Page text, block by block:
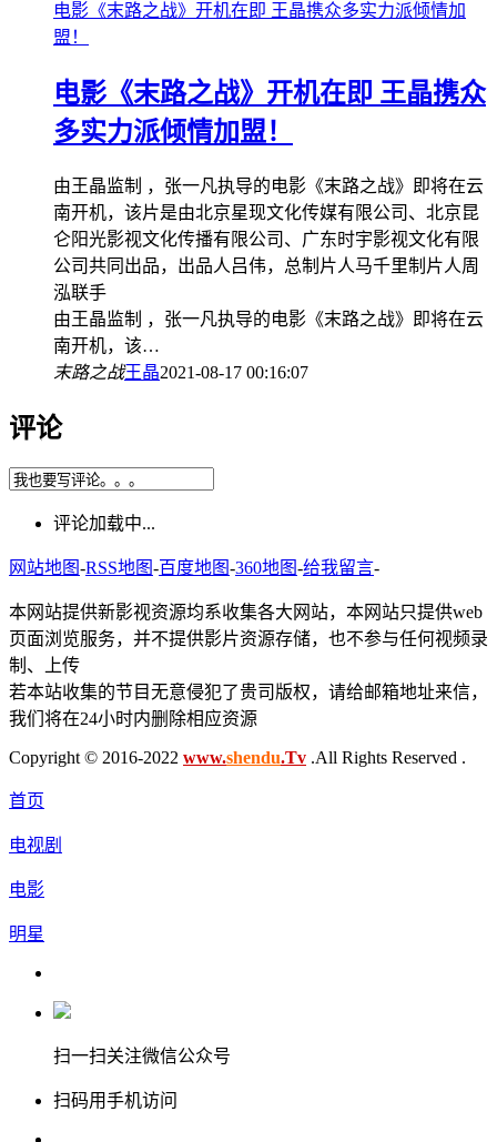
电影《末路之战》开机在即 王晶携众多实力派倾情加
盟！
电影《末路之战》开机在即 王晶携众
多实力派倾情加盟！
由王晶监制 ，张一凡执导的电影《末路之战》即将在云
南开机，该片是由北京星现文化传媒有限公司、北京昆
仑阳光影视文化传播有限公司、广东时宇影视文化有限
公司共同出品，出品人吕伟，总制片人马千里制片人周
泓联手
由王晶监制 ，张一凡执导的电影《末路之战》即将在云
南开机，该…
末路之战王晶2021-08-17 00:16:07
评论
评论加载中...
网站地图-RSS地图-百度地图-360地图-给我留言-
本网站提供新影视资源均系收集各大网站，本网站只提供web
页面浏览服务，并不提供影片资源存储，也不参与任何视频录
制、上传
若本站收集的节目无意侵犯了贵司版权，请给邮箱地址来信，
我们将在24小时内删除相应资源
Copyright © 2016-2022 www.shendu.Tv .All Rights Reserved .
首页
电视剧
电影
明星
扫一扫关注微信公众号
扫码用手机访问